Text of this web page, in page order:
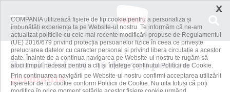
Rezultatele 25 - 36 din 399 pentru
germania
×
COMPANIA utilizează fişiere de tip cookie pentru a personaliza și
îmbunătăți experiența ta pe Website-ul nostru. Te informăm că ne-am
actualizat politicile cu cele mai recente modificări propuse de Regulamentul
(UE) 2016/679 privind protecția persoanelor fizice în ceea ce privește
prelucrarea datelor cu caracter personal și privind libera circulație a acestor
date. Înainte de a continua navigarea pe Website-ul nostru te rugăm să
aloci timpul necesar pentru a citi și înțelege conținutul Politicii de Cookie.
Prin continuarea navigării pe Website-ul nostru confirmi acceptarea utilizării
fişierelor de tip cookie conform Politicii de Cookie. Nu uita totuși că poți